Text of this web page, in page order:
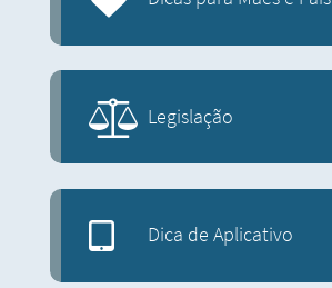
Legislação
Dica de Aplicativo